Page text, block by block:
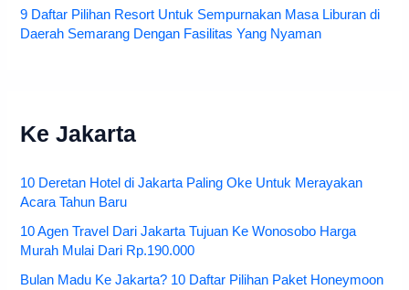
9 Daftar Pilihan Resort Untuk Sempurnakan Masa Liburan di
Daerah Semarang Dengan Fasilitas Yang Nyaman
Ke Jakarta
10 Deretan Hotel di Jakarta Paling Oke Untuk Merayakan
Acara Tahun Baru
10 Agen Travel Dari Jakarta Tujuan Ke Wonosobo Harga
Murah Mulai Dari Rp.190.000
Bulan Madu Ke Jakarta? 10 Daftar Pilihan Paket Honeymoon